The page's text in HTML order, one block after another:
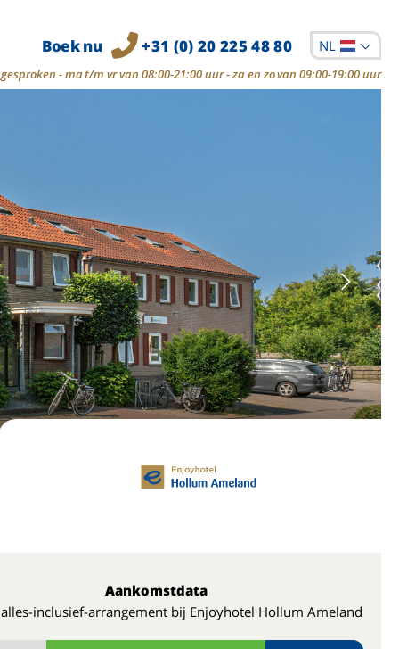
Boek nu +31 (0) 20 225 48 80 NL
- ma t/m vr van 08:00-21:00 uur - za en zo van 09:00-19:00 uur
Aankomstdata
inclusief-arrangement bij Enjoyhotel Hollum Ameland